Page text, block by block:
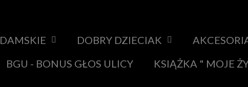
DAMSKIE DOBRY DZIECIAK
BGU - BONUS GŁOS ULICY KSIĄŻKA " MOJE